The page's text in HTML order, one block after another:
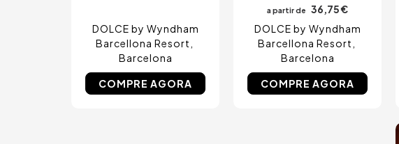
DOLCE by Wyndham
Barcellona Resort
Barcelona
COMPRE AGORA
a partir de
36,75 €
DOLCE by Wyndham
Barcellona Resort
Barcelona
COMPRE AGORA